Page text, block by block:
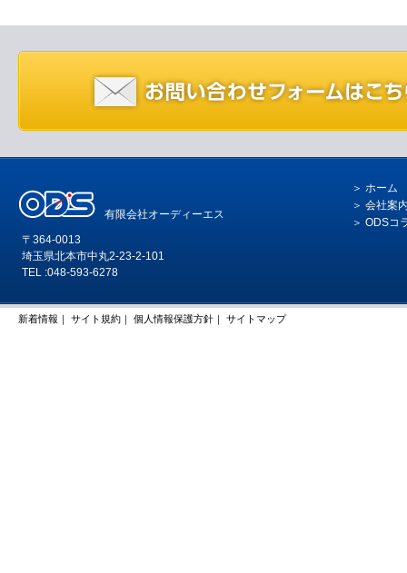
有限会社オーディーエス
〒364-0013
埼玉県北本市中丸2-23-2-101
TEL :048-593-6278
ホーム
会社案
ODSコ
新着情報 ｜ サイト規約 ｜ 個人情報保護方針 ｜ サイトマップ